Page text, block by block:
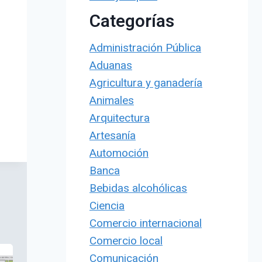
Categorías
Administración Pública
Aduanas
Agricultura y ganadería
Animales
Arquitectura
Artesanía
Automoción
Banca
Bebidas alcohólicas
Ciencia
Comercio internacional
Comercio local
Comunicación